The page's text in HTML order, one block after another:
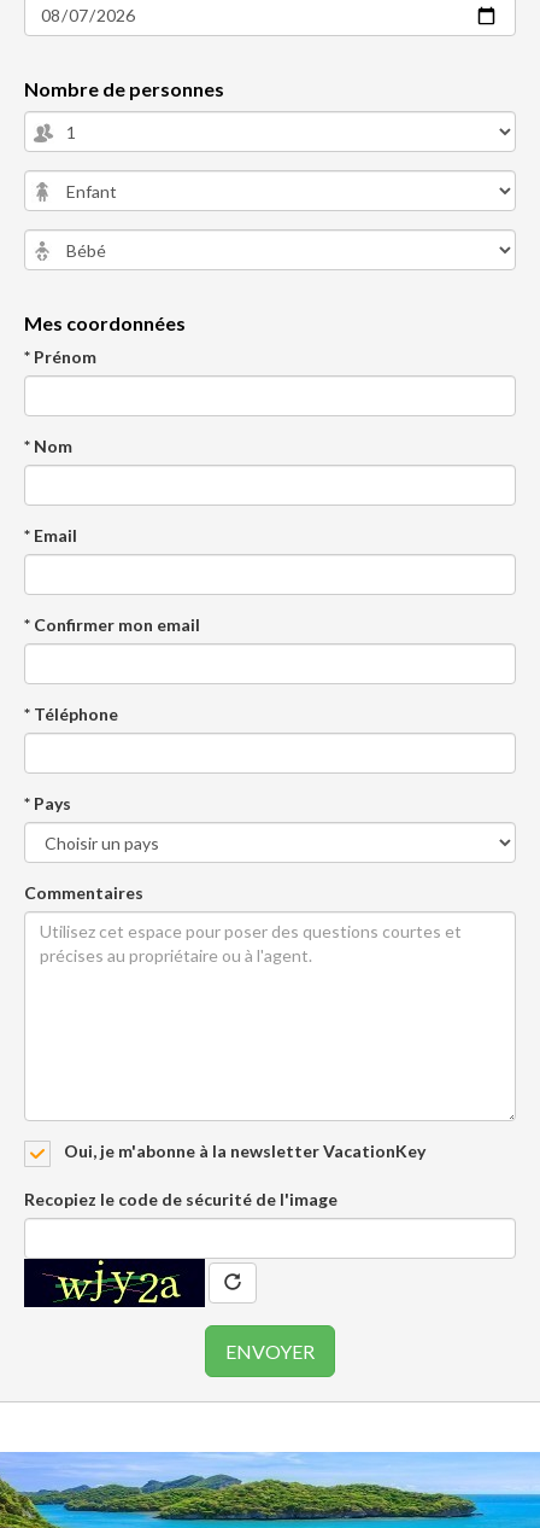
Nombre de personnes
Mes coordonnées
* Prénom
* Nom
* Email
* Confirmer mon email
* Téléphone
* Pays
Commentaires
Oui, je m'abonne à la newsletter VacationKey
Recopiez le code de sécurité de l'image